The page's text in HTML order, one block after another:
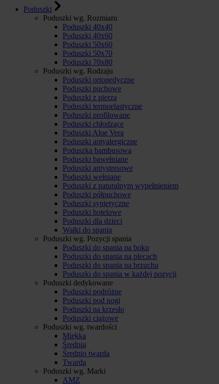
Poduszki
Poduszki wg. Rozmiaru
Poduszki 40x40
Poduszki 40x60
Poduszki 50x60
Poduszki 50x70
Poduszki 70x80
Poduszki wg. Rodzaju
Poduszki ortopedyczne
Poduszki puchowe
Poduszki z pierza
Poduszki termoelastyczne
Poduszki profilowane
Poduszki chłodzące
Poduszki Aloe Vera
Poduszki antyalergiczne
Poduszka bambusowa
Poduszki bawełniane
Poduszki antystresowe
Poduszki wełniane
Poduszki z naturalnym wypełnieniem
Poduszki półpuchowe
Poduszki syntetyczne
Poduszki hotelowe
Poduszki dla dzieci
Wałki do spania
Poduszki wg. Pozycji spania
Poduszki do spania na boku
Poduszki do spania na plecach
Poduszki do spania na brzuchu
Poduszki do spania w każdej pozycji
Poduszki dedykowane
Poduszki podróżne
Poduszki pod nogi
Poduszki na krzesło
Poduszki ciążowe
Poduszki wg. twardości
Miękka
Średnia
Średnio twarda
Twarda
Poduszki wg. Marki
AMZ